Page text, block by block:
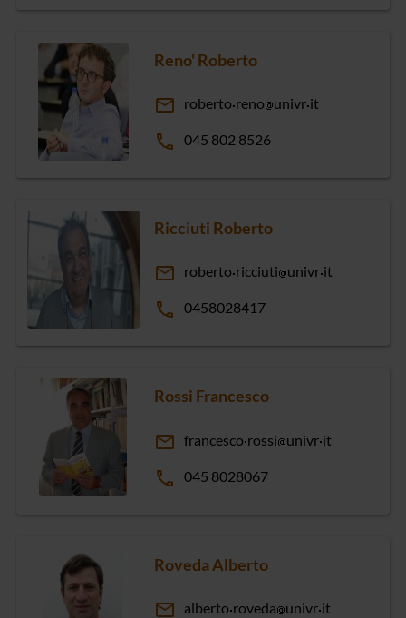
Reno' Roberto
email roberto reno univr it
phone 045 802 8526
Ricciuti Roberto
email roberto ricciuti univr it
phone 0458028417
Rossi Francesco
email francesco rossi univr it
phone 045 8028067
Roveda Alberto
email alberto roveda univr it